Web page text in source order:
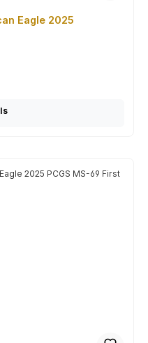
Eagle 2025